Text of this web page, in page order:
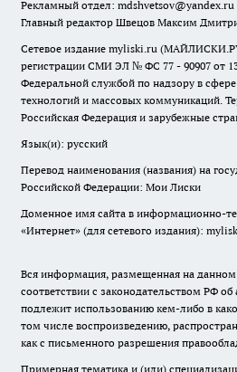
Рекламный отдел: mdshvetsov@yandex.ru
Главный редактор Швецов Максим
Сетевое издание myliski.ru
регистрации СМИ ЭЛ № ФС 77 - 90907 от
Федеральной службой по надзору в
технологий и массовых коммуникаций.
Российская Федерация и зарубежные
Язык(и): русский
Перевод наименования (названия) на
Российской Федерации: Мои Лиски
Доменное имя сайта в информационно-
«Интернет» (для сетевого издания):
Вся информация, размещенная на данном
соответствии с законодательством РФ
подлежит использованию кем-либо в
том числе воспроизведению,
как с письменного разрешения
Примерная тематика и (или)